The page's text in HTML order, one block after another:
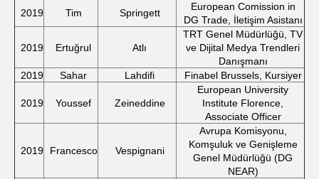
2019
Tim Springett
European Comission in
DG Trade, İletişim Asistanı
2019 Ertuğrul Atlı
TRT Genel Müdürlüğü, TV
ve Dijital Medya Trendleri
Danışmanı
2019
Sahar Lahdifi Finabel Brussels, Kursiyer
2019 Youssef Zeineddine
European University
Institute Florence,
Associate Officer
2019 Francesco Vespignani
Avrupa Komisyonu,
Komşuluk ve Genişleme
Genel Müdürlüğü (DG
NEAR)